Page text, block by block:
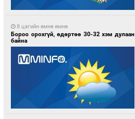
8 цагийн өмнө өмнө
Бороо орохгүй, өдөртөө 30-32 хэм дулаан
байна